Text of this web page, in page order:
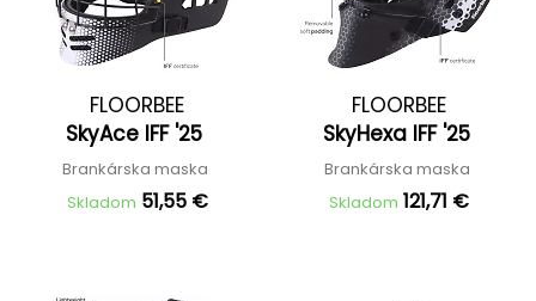
FLOORBEE
SkyAce IFF '25
Brankárska maska
Skladom 51,55 €
FLOORBEE
SkyHexa IFF '25
Brankárska maska
Skladom 121,71 €